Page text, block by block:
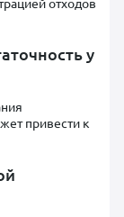
у
привести к